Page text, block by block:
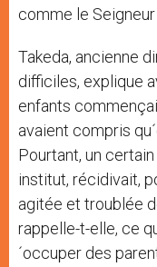
comme le Seigneur
Takeda, ancienne
difficiles, explique
enfants
avaient compris
Pourtant, un
institut, récidivait,
agitée et troublée
rappelle-t-elle, ce
´occuper des